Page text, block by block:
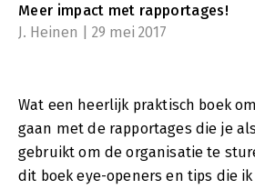
Meer impact met rapportages!
J. Heinen | 29 mei 2017
Wat een heerlijk praktisch boek
gaan met de rapportages die je
gebruikt om de organisatie te
dit boek eye-openers en tips die